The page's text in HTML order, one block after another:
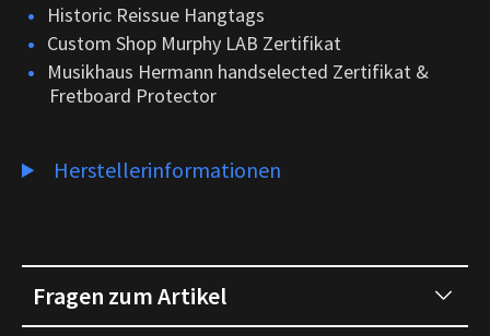
Historic Reissue Hangtags
Custom Shop Murphy LAB Zertifikat
Musikhaus Hermann handselected Zertifikat &
Fretboard Protector
Herstellerinformationen
Fragen zum Artikel